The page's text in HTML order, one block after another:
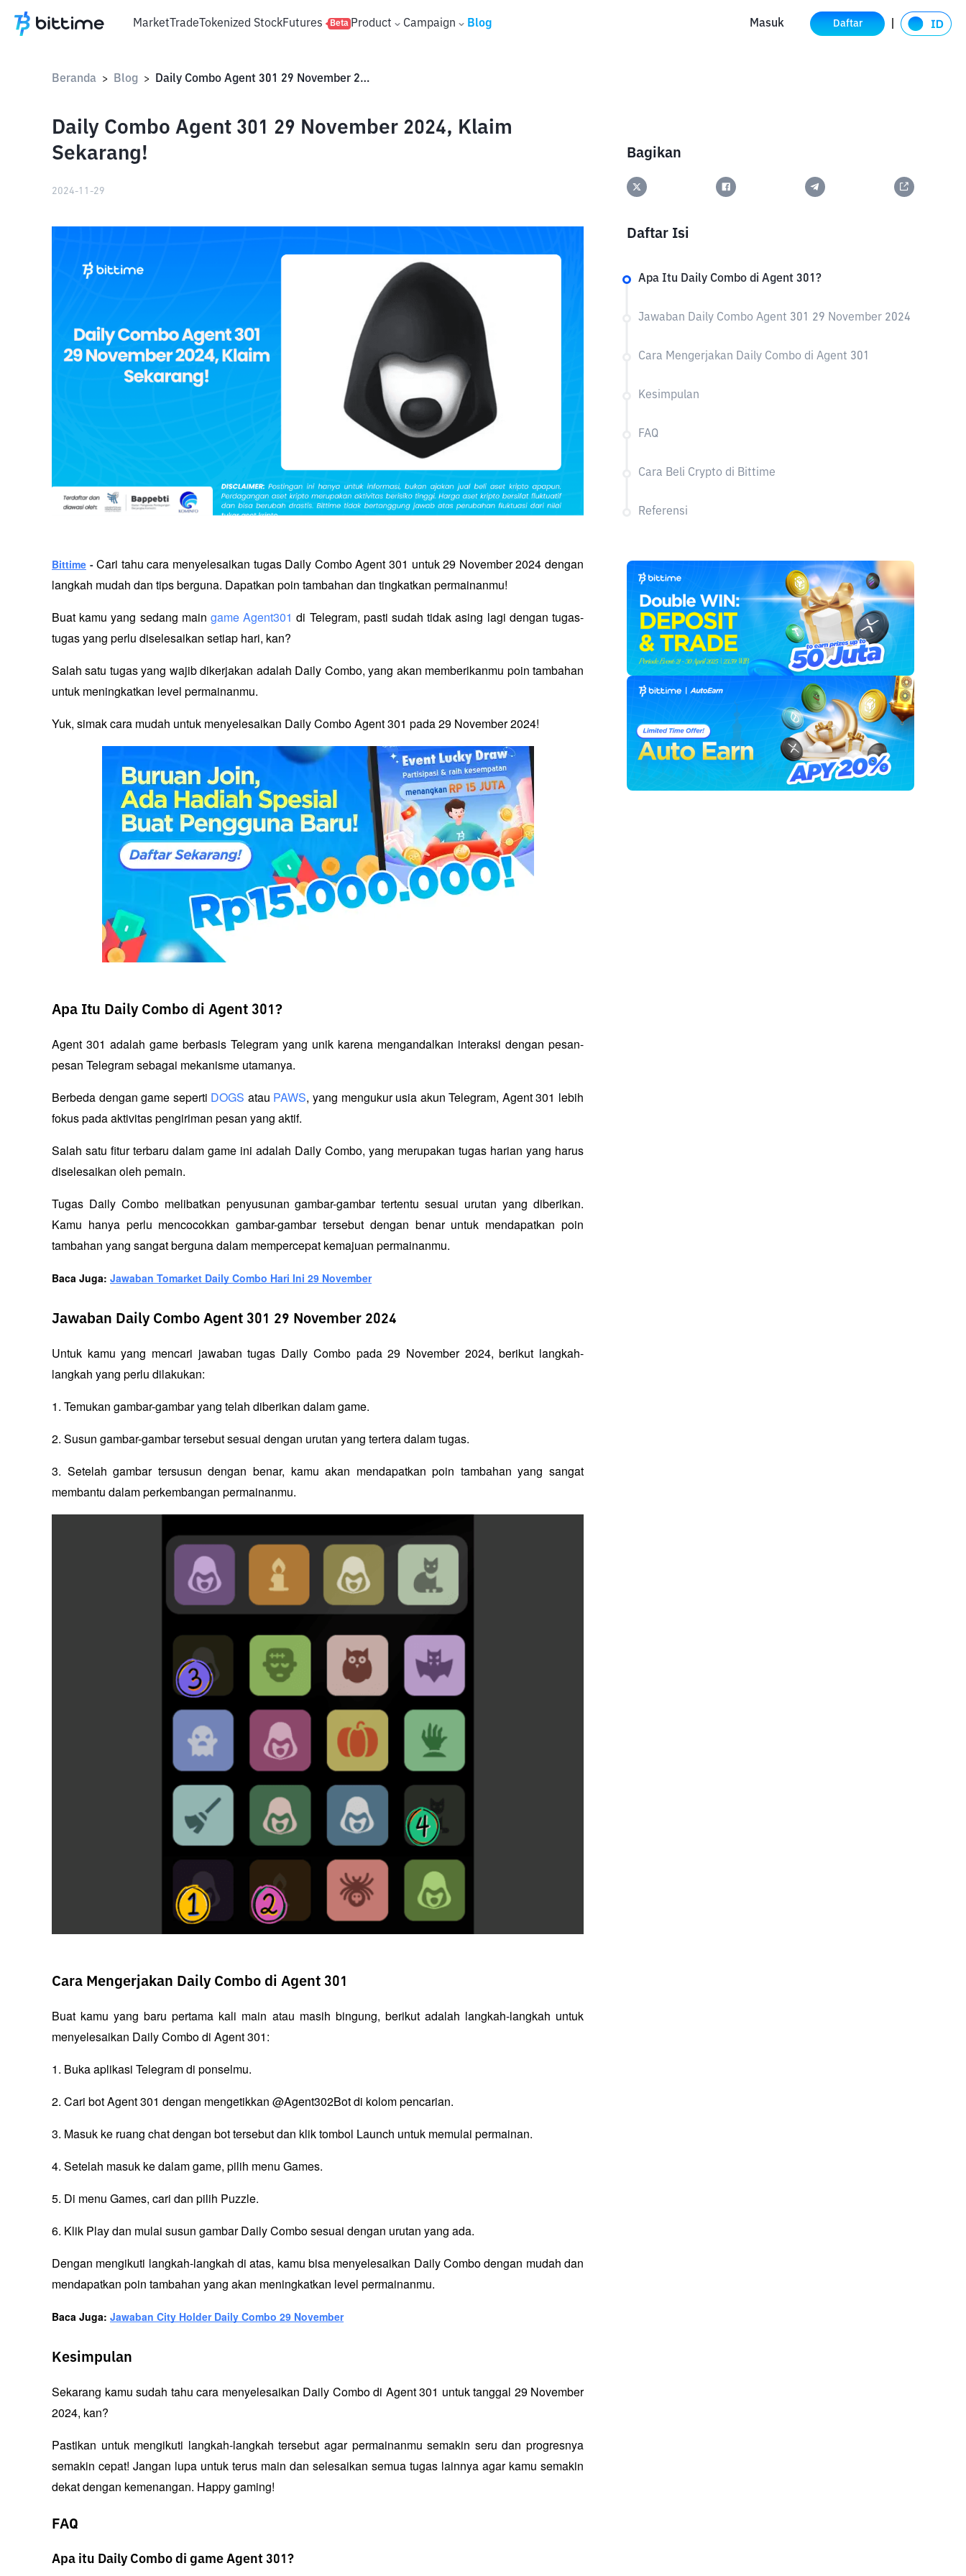
MarketTradeTokenized StockFutures Beta Product Campaign Blog Masuk Daftar
Beranda > Blog > Daily Combo Agent 301 29 November 2024, Klaim Sekarang!
Daily Combo Agent 301 29 November 2024, Klaim
Sekarang!
2024-11-29
Bittime - Cari tahu cara menyelesaikan tugas Daily Combo Agent 301 untuk 29 November 2024 dengan
langkah mudah dan tips berguna. Dapatkan poin tambahan dan tingkatkan permainanmu!
Buat kamu yang sedang main game Agent301 di Telegram, pasti sudah tidak asing lagi dengan tugas-
tugas yang perlu diselesaikan setiap hari, kan?
Salah satu tugas yang wajib dikerjakan adalah Daily Combo, yang akan memberikanmu poin tambahan
untuk meningkatkan level permainanmu.
Yuk, simak cara mudah untuk menyelesaikan Daily Combo Agent 301 pada 29 November 2024!
Apa Itu Daily Combo di Agent 301?
Agent 301 adalah game berbasis Telegram yang unik karena mengandalkan interaksi dengan pesan-
pesan Telegram sebagai mekanisme utamanya.
Berbeda dengan game seperti DOGS atau PAWS, yang mengukur usia akun Telegram, Agent 301 lebih
fokus pada aktivitas pengiriman pesan yang aktif.
Salah satu fitur terbaru dalam game ini adalah Daily Combo, yang merupakan tugas harian yang harus
diselesaikan oleh pemain.
Tugas Daily Combo melibatkan penyusunan gambar-gambar tertentu sesuai urutan yang diberikan.
Kamu hanya perlu mencocokkan gambar-gambar tersebut dengan benar untuk mendapatkan poin
tambahan yang sangat berguna dalam mempercepat kemajuan permainanmu.
Baca Juga: Jawaban Tomarket Daily Combo Hari Ini 29 November
Jawaban Daily Combo Agent 301 29 November 2024
Untuk kamu yang mencari jawaban tugas Daily Combo pada 29 November 2024, berikut langkah-
langkah yang perlu dilakukan:
1. Temukan gambar-gambar yang telah diberikan dalam game.
2. Susun gambar-gambar tersebut sesuai dengan urutan yang tertera dalam tugas.
3. Setelah gambar tersusun dengan benar, kamu akan mendapatkan poin tambahan yang sangat
membantu dalam perkembangan permainanmu.
Cara Mengerjakan Daily Combo di Agent 301
Buat kamu yang baru pertama kali main atau masih bingung, berikut adalah langkah-langkah untuk
menyelesaikan Daily Combo di Agent 301:
1. Buka aplikasi Telegram di ponselmu.
2. Cari bot Agent 301 dengan mengetikkan @Agent302Bot di kolom pencarian.
3. Masuk ke ruang chat dengan bot tersebut dan klik tombol Launch untuk memulai permainan.
4. Setelah masuk ke dalam game, pilih menu Games.
5. Di menu Games, cari dan pilih Puzzle.
6. Klik Play dan mulai susun gambar Daily Combo sesuai dengan urutan yang ada.
Dengan mengikuti langkah-langkah di atas, kamu bisa menyelesaikan Daily Combo dengan mudah dan
mendapatkan poin tambahan yang akan meningkatkan level permainanmu.
Baca Juga: Jawaban City Holder Daily Combo 29 November
Kesimpulan
Sekarang kamu sudah tahu cara menyelesaikan Daily Combo di Agent 301 untuk tanggal 29 November
2024, kan?
Pastikan untuk mengikuti langkah-langkah tersebut agar permainanmu semakin seru dan progresnya
semakin cepat! Jangan lupa untuk terus main dan selesaikan semua tugas lainnya agar kamu semakin
dekat dengan kemenangan. Happy gaming!
FAQ
Apa itu Daily Combo di game Agent 301?
Bagikan
Daftar Isi
Apa Itu Daily Combo di Agent 301?
Jawaban Daily Combo Agent 301 29 November 2024
Cara Mengerjakan Daily Combo di Agent 301
Kesimpulan
FAQ
Cara Beli Crypto di Bittime
Referensi